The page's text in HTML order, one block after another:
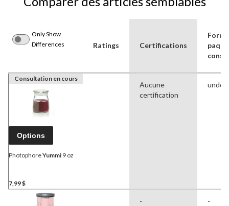
Only Show
Differences
Ratings Certifications
Consultation en cours
Options
PhotophoreYummi 9 oz
7,99 $
Aucune
certification
- -